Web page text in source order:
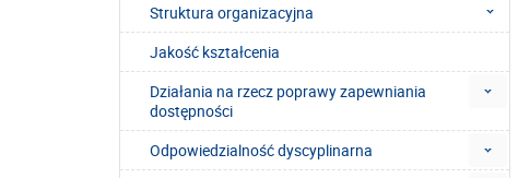
Struktura organizacyjna
Jakość kształcenia
Działania na rzecz poprawy zapewniania
dostępności
Odpowiedzialność dyscyplinarna